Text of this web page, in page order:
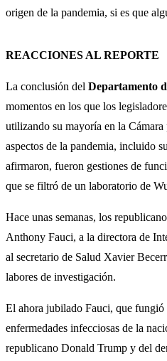
origen de la pandemia, si es que
REACCIONES AL REPORTE
La conclusión del Departamento
momentos en los que los
utilizando su mayoría en la
aspectos de la pandemia, incluido
afirmaron, fueron gestiones de
que se filtró de un laboratorio de
Hace unas semanas, los
Anthony Fauci, a la directora de
al secretario de Salud Xavier
labores de investigación.
El ahora jubilado Fauci, que
enfermedades infecciosas de la
republicano Donald Trump y del